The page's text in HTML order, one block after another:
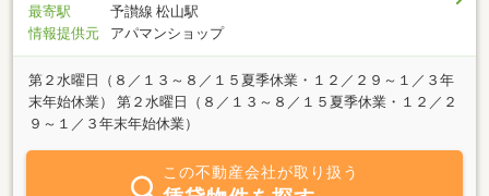
最寄駅
予讃線 松山駅
情報提供元
アパマンショップ
第２水曜日（８／１３～８／１５夏季休業・１２／２９～１／３年
末年始休業） 第２水曜日（８／１３～８／１５夏季休業・１２／２
９～１／３年末年始休業）
この不動産会社が取り扱う